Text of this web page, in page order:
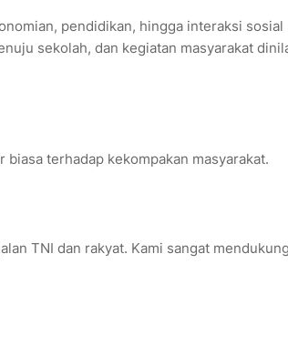
pendidikan, hingga interaksi sosial
sekolah, dan kegiatan masyarakat
terhadap kekompakan masyarakat.
TNI dan rakyat. Kami sangat mendukung